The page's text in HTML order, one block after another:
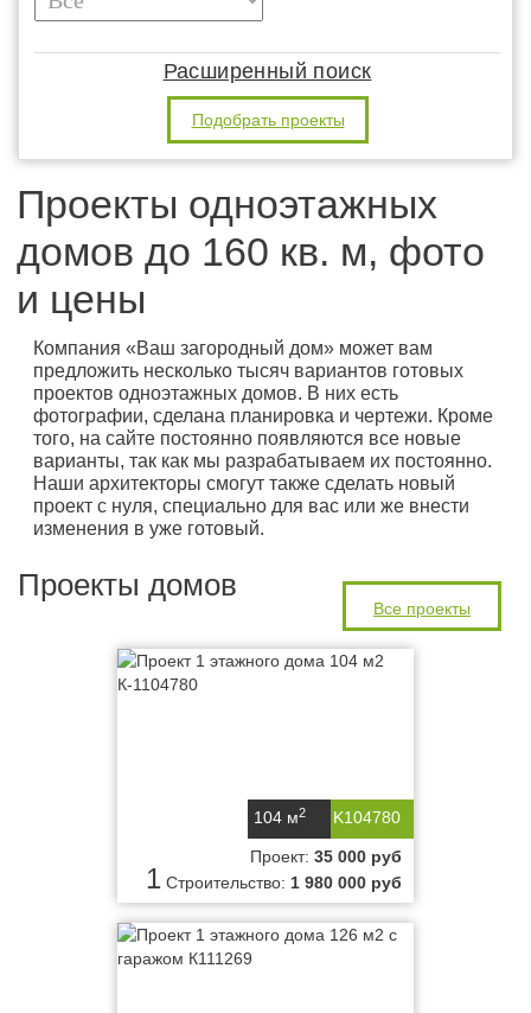
Расширенный поиск
Подобрать проекты
Проекты одноэтажных
домов до 160 кв. м, фото
и цены
Компания «Ваш загородный дом» может вам
предложить несколько тысяч вариантов готовых
проектов одноэтажных домов. В них есть
фотографии, сделана планировка и чертежи. Кроме
того, на сайте постоянно появляются все новые
варианты, так как мы разрабатываем их постоянно.
Наши архитекторы смогут также сделать новый
проект с нуля, специально для вас или же внести
изменения в уже готовый.
Проекты домов
Все проекты
K104780
104 м2
1
Проект: 35 000 руб
Строительство: 1 980 000 руб